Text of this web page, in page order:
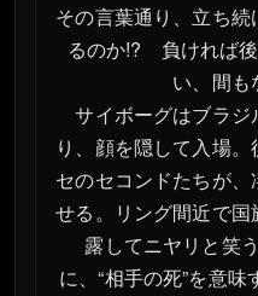
その言葉通り、立ち続
るのか!? 負ければ
い、間も
サイボーグはブラジ
り、顔を隠して入場
セのセコンドたちが
せる。リング間近で
露してニヤリと笑
に、“相手の死”を意